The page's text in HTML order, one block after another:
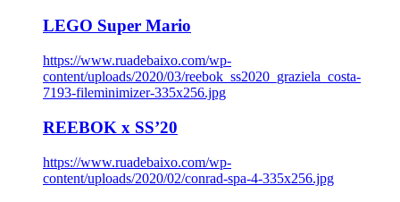
LEGO Super Mario
https://www.ruadebaixo.com/wp-
content/uploads/2020/03/reebok_ss2020_graziela_costa-
7193-fileminimizer-335x256.jpg
REEBOK x SS’20
https://www.ruadebaixo.com/wp-
content/uploads/2020/02/conrad-spa-4-335x256.jpg